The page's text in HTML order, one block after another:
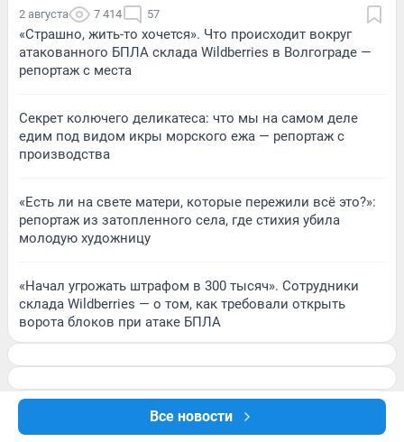
Все новости
2 августа 7 414 57
«Страшно, жить-то хочется». Что происходит вокруг
атакованного БПЛА склада Wildberries в Волгограде —
репортаж с места
Секрет колючего деликатеса: что мы на самом деле
едим под видом икры морского ежа — репортаж с
производства
«Есть ли на свете матери, которые пережили всё это?»:
репортаж из затопленного села, где стихия убила
молодую художницу
«Начал угрожать штрафом в 300 тысяч». Сотрудники
склада Wildberries — о том, как требовали открыть
ворота блоков при атаке БПЛА